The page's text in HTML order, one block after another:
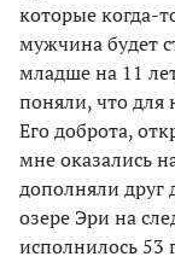
которые когда-
мужчина будет
младше на 11
поняли, что
Его доброта,
мне оказались
дополняли друг
озере Эри на
исполнилось 53